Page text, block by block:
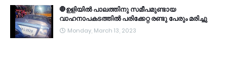
🛑ഉളിയിൽ പാലത്തിനു സമീപമുണ്ടായ
വാഹനാപകടത്തിൽ പരിക്കേറ്റ രണ്ടു പേരും മരിച്ചു
Monday, March 13, 2023